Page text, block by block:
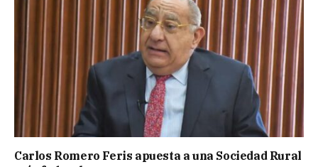
Carlos Romero Feris apuesta a una Sociedad Rural